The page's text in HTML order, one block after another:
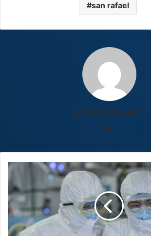
san rafael
Francisco León
COVID-
se
expande
por
el
mundo